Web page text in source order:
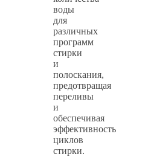
воды
для
различных
программ
стирки
и
полоскания,
предотвращая
переливы
и
обеспечивая
эффективность
циклов
стирки.